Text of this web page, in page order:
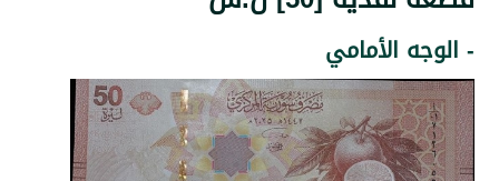
الأمامي